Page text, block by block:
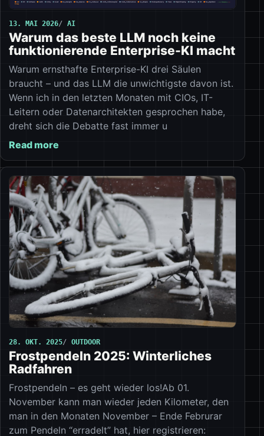
13. MAI 2026 AI
Warum das beste LLM noch keine
funktionierende Enterprise-KI macht
Warum ernsthafte Enterprise-KI drei Säulen
braucht – und das LLM die unwichtigste davon ist.
Wenn ich in den letzten Monaten mit CIOs, IT-
Leitern oder Datenarchitekten gesprochen habe,
dreht sich die Debatte fast immer u
Read more
28. OKT. 2025 OUTDOOR
Frostpendeln 2025: Winterliches
Radfahren
Frostpendeln – es geht wieder los!Ab 01.
November kann man wieder jeden Kilometer, den
man in den Monaten November – Ende Februrar
zum Pendeln “erradelt” hat, hier registrieren: